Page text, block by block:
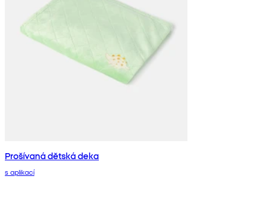
Prošívaná dětská deka
s aplikací